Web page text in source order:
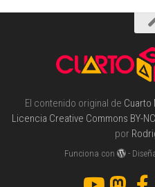
El contenido original de Cuarto
Licencia Creative Commons BY-
por
Funciona con -